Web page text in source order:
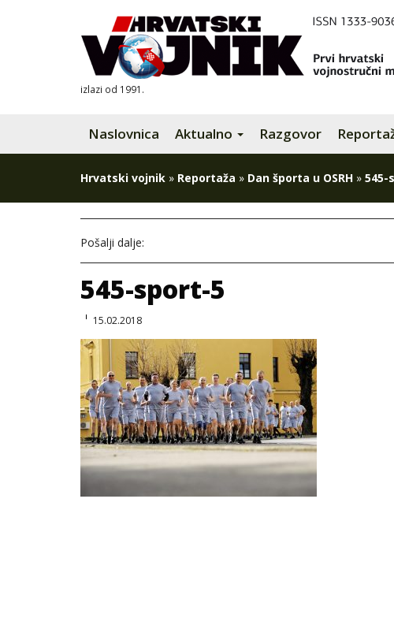
izlazi od 1991.
Naslovnica Aktualno Razgovor
Hrvatski vojnik » Reportaža » Dan športa u OSRH » 545-
Pošalji dalje:
545-sport-5
15.02.2018